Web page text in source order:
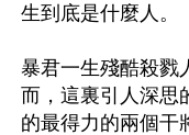
生到底是什麼人。
暴君一生殘酷殺戮
而，這裏引人深思
的最得力的兩個干